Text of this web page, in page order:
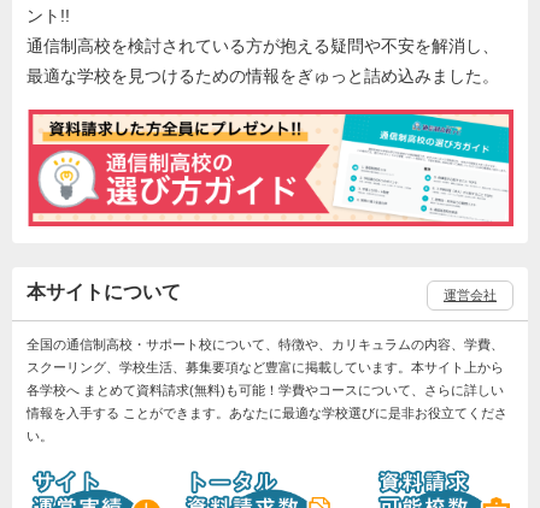
ント!!
通信制高校を検討されている方が抱える疑問や不安を解消し、
最適な学校を見つけるための情報をぎゅっと詰め込みました。
本サイトについて 運営会社
全国の通信制高校・サポート校について、特徴や、カリキュラムの内容、学費、
スクーリング、学校生活、募集要項など豊富に掲載しています。本サイト上から
各学校へ まとめて資料請求(無料)も可能！学費やコースについて、さらに詳しい
情報を入手する ことができます。あなたに最適な学校選びに是非お役立てくださ
い。